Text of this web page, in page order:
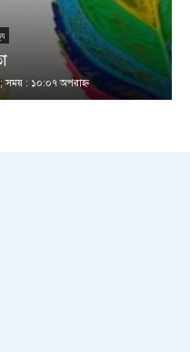
সময় : ১০:০৭ অপরাহ্ণ